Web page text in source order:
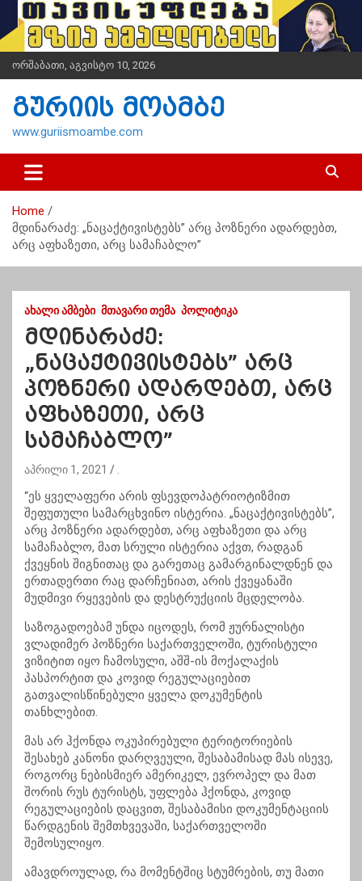
i
t
n
ორშაბათი, აგვისტო 10, 2026
გურიის მოამბე
www.guriismoambe.com
Home
მდინარაძე: „ნაცაქტივისტებს” არც პოზნერი ადარდებთ,
არც აფხაზეთი, არც სამაჩაბლო”
ᲐᲮᲐᲚᲘ ᲐᲛᲑᲔᲑᲘ ᲛᲗᲐᲕᲐᲠᲘ ᲗᲔᲛᲐ ᲞᲝᲚᲘᲢᲘᲙᲐ
მდინარაძე:
„ნაცაქტივისტებს” არც
პოზნერი ადარდებთ, არც
აფხაზეთი, არც
სამაჩაბლო”
აპრილი 1, 2021
“ეს ყველაფერი არის ფსევდოპატრიოტიზმით
შეფუთული სამარცხვინო ისტერია. „ნაცაქტივისტებს”,
არც პოზნერი ადარდებთ, არც აფხაზეთი და არც
სამაჩაბლო, მათ სრული ისტერია აქვთ, რადგან
ქვეყნის შიგნითაც და გარეთაც გამარგინალდნენ და
ერთადერთი რაც დარჩენიათ, არის ქვეყანაში
მუდმივი რყევების და დესტრუქციის მცდელობა.
საზოგადოებამ უნდა იცოდეს, რომ ჟურნალისტი
ვლადიმერ პოზნერი საქართველოში, ტურისტული
ვიზიტით იყო ჩამოსული, აშშ-ის მოქალაქის
პასპორტით და კოვიდ რეგულაციებით
გათვალისწინებული ყველა დოკუმენტის
თანხლებით.
მას არ ჰქონდა ოკუპირებული ტერიტორიების
შესახებ კანონი დარღვეული, შესაბამისად მას ისევე,
როგორც ნებისმიერ ამერიკელ, ევროპელ და მათ
შორის რუს ტურისტს, უფლება ჰქონდა, კოვიდ
რეგულაციების დაცვით, შესაბამისი დოკუმენტაციის
წარდგენის შემთხვევაში, საქართველოში
შემოსულიყო.
ამავდროულად, რა მომენტშიც სტუმრების, თუ მათი